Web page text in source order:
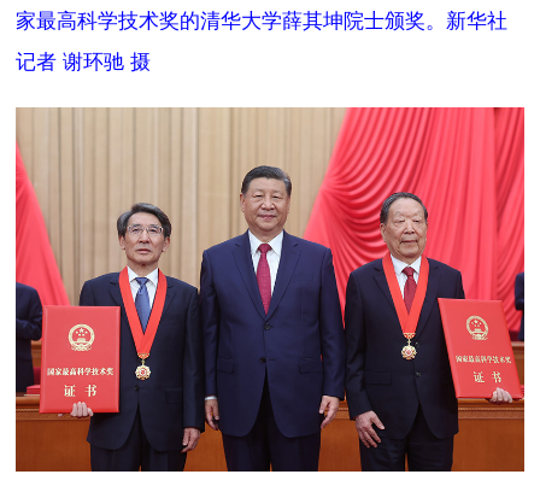
家最高科学技术奖的清华大学薛其坤院士颁奖。新华社
记者 谢环驰 摄